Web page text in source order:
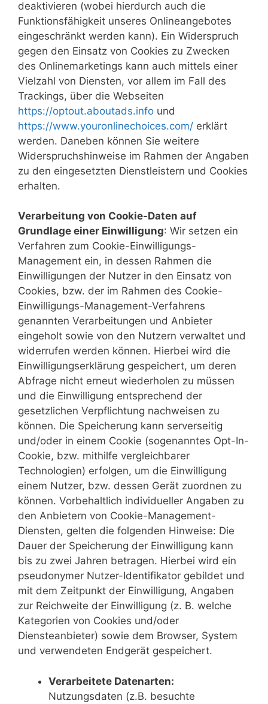
deaktivieren (wobei hierdurch auch die
Funktionsfähigkeit unseres Onlineangebotes
eingeschränkt werden kann). Ein Widerspruch
gegen den Einsatz von Cookies zu Zwecken
des Onlinemarketings kann auch mittels einer
Vielzahl von Diensten, vor allem im Fall des
Trackings, über die Webseiten
https://optout.aboutads.info und
https://www.youronlinechoices.com/ erklärt
werden. Daneben können Sie weitere
Widerspruchshinweise im Rahmen der Angaben
zu den eingesetzten Dienstleistern und Cookies
erhalten.
Verarbeitung von Cookie-Daten auf
Grundlage einer Einwilligung: Wir setzen ein
Verfahren zum Cookie-Einwilligungs-
Management ein, in dessen Rahmen die
Einwilligungen der Nutzer in den Einsatz von
Cookies, bzw. der im Rahmen des Cookie-
Einwilligungs-Management-Verfahrens
genannten Verarbeitungen und Anbieter
eingeholt sowie von den Nutzern verwaltet und
widerrufen werden können. Hierbei wird die
Einwilligungserklärung gespeichert, um deren
Abfrage nicht erneut wiederholen zu müssen
und die Einwilligung entsprechend der
gesetzlichen Verpflichtung nachweisen zu
können. Die Speicherung kann serverseitig
und/oder in einem Cookie (sogenanntes Opt-In-
Cookie, bzw. mithilfe vergleichbarer
Technologien) erfolgen, um die Einwilligung
einem Nutzer, bzw. dessen Gerät zuordnen zu
können. Vorbehaltlich individueller Angaben zu
den Anbietern von Cookie-Management-
Diensten, gelten die folgenden Hinweise: Die
Dauer der Speicherung der Einwilligung kann
bis zu zwei Jahren betragen. Hierbei wird ein
pseudonymer Nutzer-Identifikator gebildet und
mit dem Zeitpunkt der Einwilligung, Angaben
zur Reichweite der Einwilligung (z. B. welche
Kategorien von Cookies und/oder
Diensteanbieter) sowie dem Browser, System
und verwendeten Endgerät gespeichert.
Verarbeitete Datenarten:
Nutzungsdaten (z.B. besuchte